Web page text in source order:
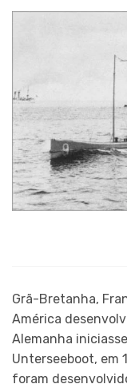
Grã-Bretanha,
América
Alemanha
Unterseeboot, em
foram